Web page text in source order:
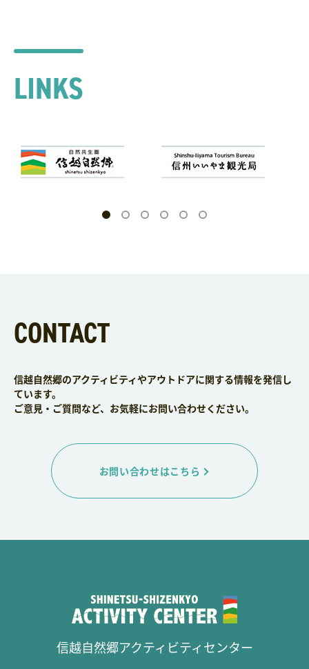
LINKS
CONTACT
信越自然郷のアクティビティやアウトドアに関する情報を発信し
ています。
ご意見・ご質問など、お気軽にお問い合わせください。
お問い合わせはこちら
信越自然郷アクティビティセンター